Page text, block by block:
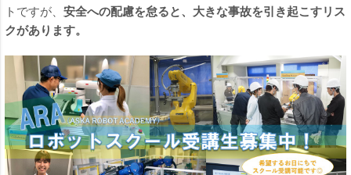
トですが、 安全への配慮を怠ると、大きな事故を引き起こすリス
クがあります。